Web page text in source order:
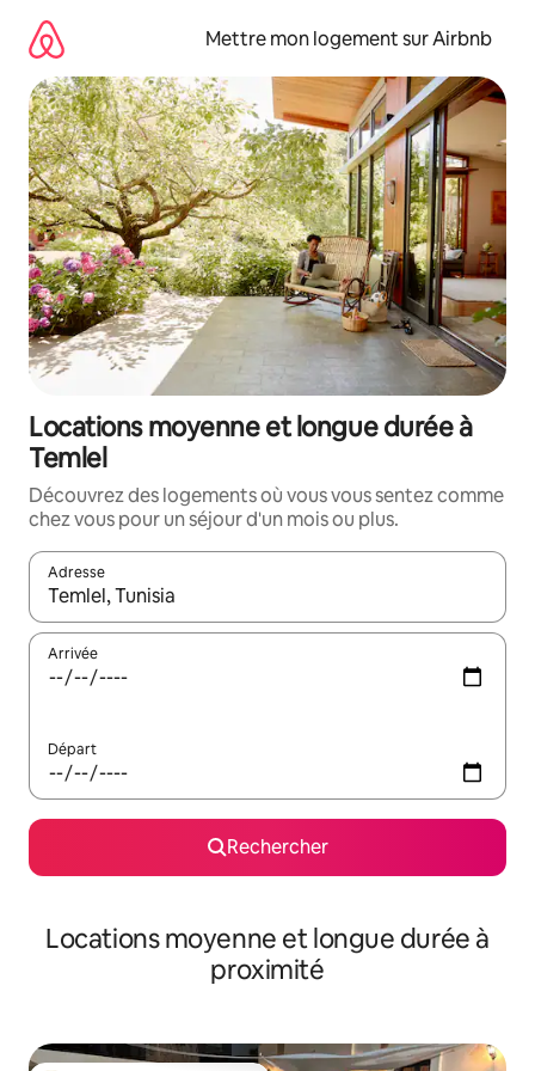
directement
contenu
Mettre mon logement sur Airbnb
Locations moyenne et longue durée à
Temlel
Découvrez des logements où vous vous sentez comme
chez vous pour un séjour d'un mois ou plus.
Adresse
Lorsque les résultats s'affichent, utilisez les flèches vers le
Arrivée
Départ
Rechercher
Locations moyenne et longue durée à
proximité